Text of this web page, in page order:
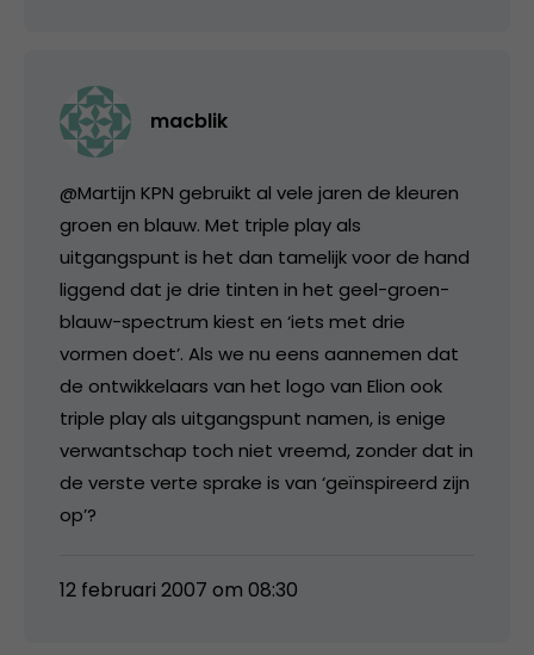
macblik
@Martijn KPN gebruikt al vele jaren de kleuren
groen en blauw. Met triple play als
uitgangspunt is het dan tamelijk voor de hand
liggend dat je drie tinten in het geel-groen-
blauw-spectrum kiest en ‘iets met drie
vormen doet’. Als we nu eens aannemen dat
de ontwikkelaars van het logo van Elion ook
triple play als uitgangspunt namen, is enige
verwantschap toch niet vreemd, zonder dat in
de verste verte sprake is van ‘geïnspireerd zijn
op’?
12 februari 2007 om 08:30